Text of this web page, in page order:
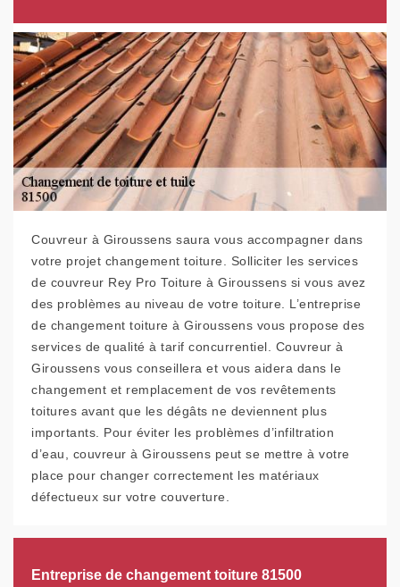
Couvreur à Giroussens saura vous accompagner dans
votre projet changement toiture. Solliciter les services
de couvreur Rey Pro Toiture à Giroussens si vous avez
des problèmes au niveau de votre toiture. L’entreprise
de changement toiture à Giroussens vous propose des
services de qualité à tarif concurrentiel. Couvreur à
Giroussens vous conseillera et vous aidera dans le
changement et remplacement de vos revêtements
toitures avant que les dégâts ne deviennent plus
importants. Pour éviter les problèmes d’infiltration
d’eau, couvreur à Giroussens peut se mettre à votre
place pour changer correctement les matériaux
défectueux sur votre couverture.
Entreprise de changement toiture 81500